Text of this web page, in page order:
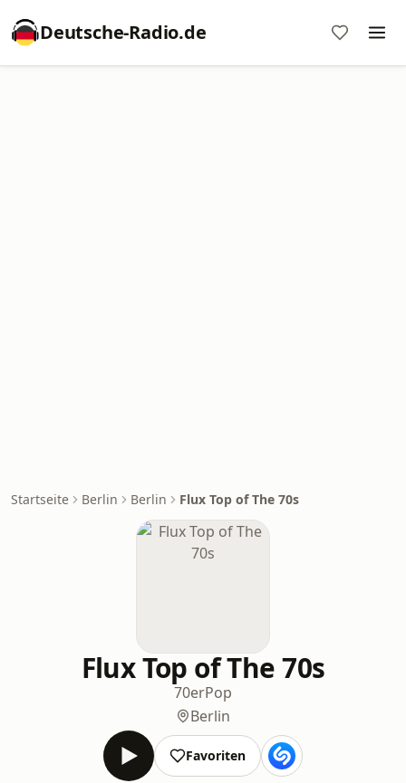
Deutsche-Radio.de
Startseite Berlin Berlin Flux Top of The 70s
Flux Top of The 70s
70erPop
Berlin
Favoriten